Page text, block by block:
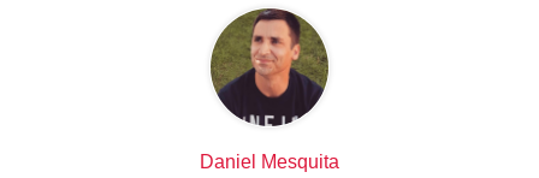
Daniel Mesquita